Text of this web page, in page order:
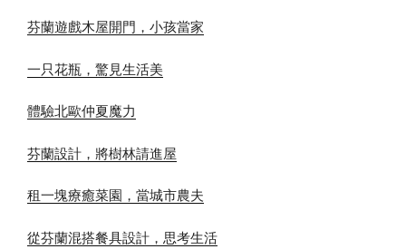
芬蘭遊戲木屋開門，小孩當家
一只花瓶，驚見生活美
體驗北歐仲夏魔力
芬蘭設計，將樹林請進屋
租一塊療癒菜園，當城市農夫
從芬蘭混搭餐具設計，思考生活